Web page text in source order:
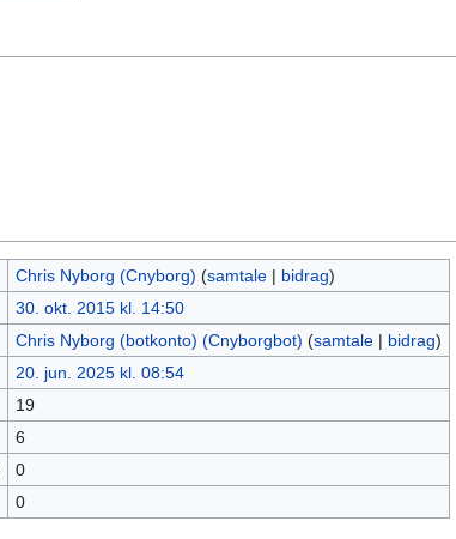
Chris Nyborg (Cnyborg) (samtale| bidrag)
30. okt. 2015 kl. 14:50
Chris Nyborg (botkonto) (Cnyborgbot) (samtale| bidrag)
20. jun. 2025 kl. 08:54
19
6
0
0